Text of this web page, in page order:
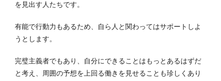
を見出す人たちです。
有能で行動力もあるため、自ら人と関わってはサポートしよ
うとします。
完璧主義者でもあり、自分にできることはもっとあるはずだ
と考え、周囲の予想を上回る働きを見せることも珍しくあり